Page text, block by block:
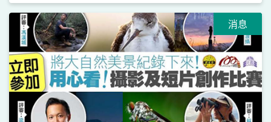
消息